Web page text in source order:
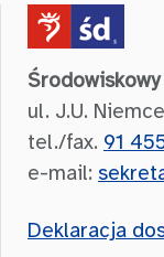
ul. J.U.
tel./fax. 91
e-mail:
Deklaracja